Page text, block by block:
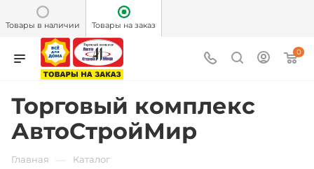
Товары в наличии Товары на заказ
0
Торговый комплекс
АвтоСтройМир
Главная Каталог